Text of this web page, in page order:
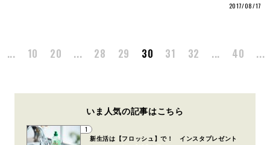
2017/08/17
... 10 20 ... 28 29 30 31 32 ... 40 ...
いま人気の記事はこちら
1
新生活は【フロッシュ】で！ インスタプレゼント